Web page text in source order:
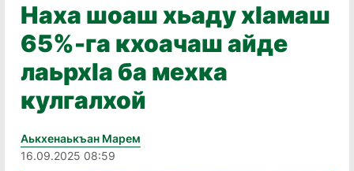
Наха шоаш хьаду хӏамаш
65%-га кхоачаш айде
лаьрхӏа ба мехка
кулгалхой
Аькхенаькъан Марем
16.09.2025 08:59